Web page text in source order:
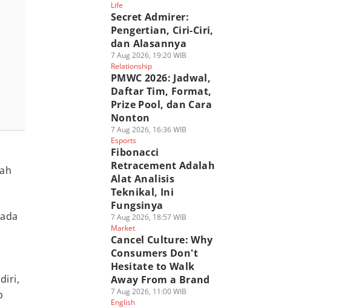
Life
Secret Admirer:
Pengertian, Ciri-Ciri,
dan Alasannya
7 Aug 2026, 19:20 WIB
Relationship
PMWC 2026: Jadwal,
Daftar Tim, Format,
Prize Pool, dan Cara
Nonton
7 Aug 2026, 16:36 WIB
Esports
Fibonacci
Retracement Adalah
Alat Analisis
Teknikal, Ini
Fungsinya
7 Aug 2026, 18:57 WIB
Market
Cancel Culture: Why
Consumers Don't
Hesitate to Walk
Away From a Brand
7 Aug 2026, 11:00 WIB
English